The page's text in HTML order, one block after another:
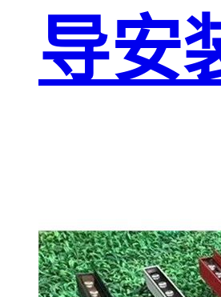
导安